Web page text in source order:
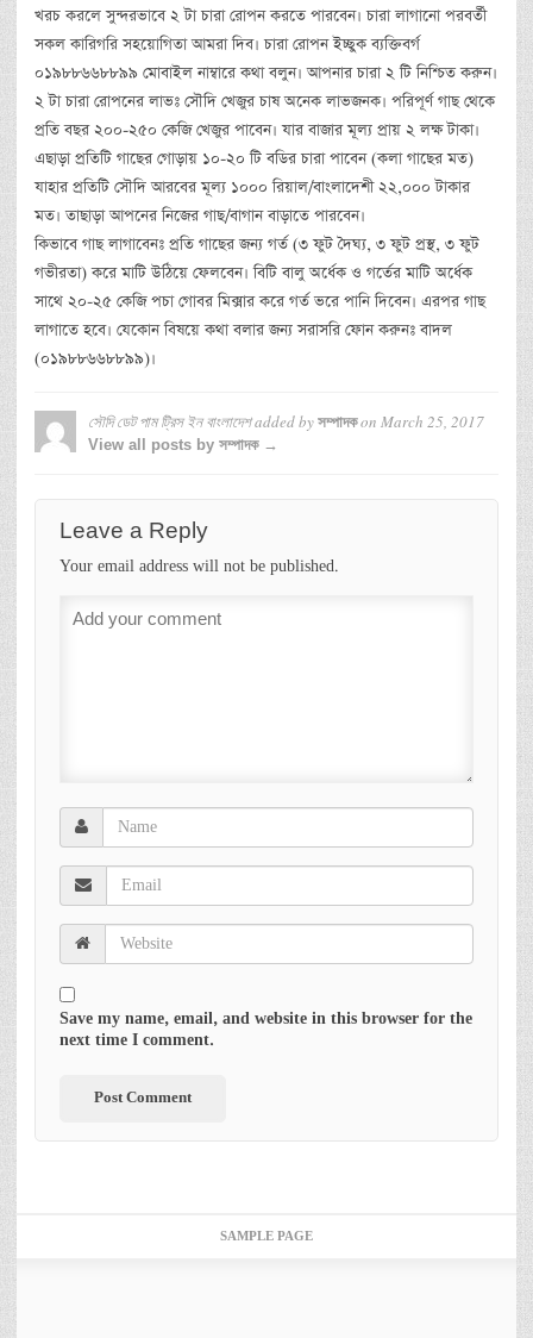
খরচ করলে সুন্দরভাবে ২ টা চারা রোপন করতে পারবেন। চারা লাগানো পরবর্তী
সকল কারিগরি সহয়োগিতা আমরা দিব। চারা রোপন ইচ্ছুক ব্যক্তিবর্গ
০১৯৮৮৬৬৮৮৯৯ মোবাইল নাম্বারে কথা বলুন। আপনার চারা ২ টি নিশ্চিত করুন।
২ টা চারা রোপনের লাভঃ সৌদি খেজুর চাষ অনেক লাভজনক। পরিপূর্ণ গাছ থেকে
প্রতি বছর ২০০-২৫০ কেজি খেজুর পাবেন। যার বাজার মূল্য প্রায় ২ লক্ষ টাকা।
এছাড়া প্রতিটি গাছের গোড়ায় ১০-২০ টি বডির চারা পাবেন (কলা গাছের মত)
যাহার প্রতিটি সৌদি আরবের মূল্য ১০০০ রিয়াল/বাংলাদেশী ২২,০০০ টাকার
মত। তাছাড়া আপনের নিজের গাছ/বাগান বাড়াতে পারবেন।
কিভাবে গাছ লাগাবেনঃ প্রতি গাছের জন্য গর্ত (৩ ফুট দৈঘ্য, ৩ ফুট প্রস্থ, ৩ ফুট
গভীরতা) করে মাটি উঠিয়ে ফেলবেন। বিটি বালু অর্ধেক ও গর্তের মাটি অর্ধেক
সাথে ২০-২৫ কেজি পচা গোবর মিক্সার করে গর্ত ভরে পানি দিবেন। এরপর গাছ
লাগাতে হবে। যেকোন বিষয়ে কথা বলার জন্য সরাসরি ফোন করুনঃ বাদল
(০১৯৮৮৬৬৮৮৯৯)।
সৌদি ডেট পাম ট্রিস ইন বাংলাদেশadded by সম্পাদকon March 25, 2017
View all posts by সম্পাদক →
Leave a Reply
Your email address will not be published.
Save my name, email, and website in this browser for the
next time I comment.
SAMPLE PAGE